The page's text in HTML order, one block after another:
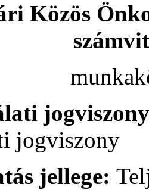
Közös
jogviszony
jellege: